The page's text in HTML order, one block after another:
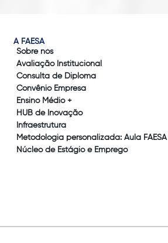
A FAESA
Sobre nós
Avaliação Institucional
Consulta de Diploma
Convênio Empresa
Ensino Médio +
HUB de Inovação
Infraestrutura
Metodologia personalizada: Aula FAESA
Núcleo de Estágio e Emprego